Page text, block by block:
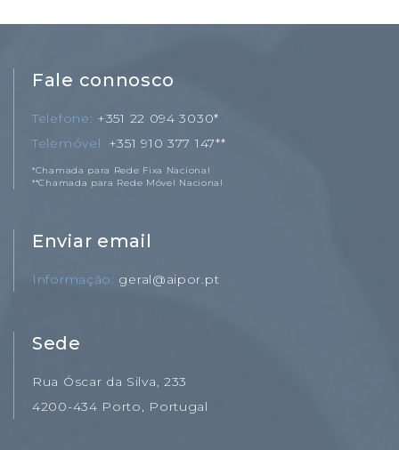
Fale connosco
Telefone
+351 22 094 3030*
Telemóvel
+351 910 377 147**
*Chamada para Rede Fixa Nacional
**Chamada para Rede Móvel Nacional
Enviar email
Informação geral@aipor.pt
Sede
Rua Óscar da Silva, 233
4200-434 Porto, Portugal